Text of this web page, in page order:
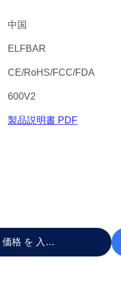
中国
ELFBAR
CE/RoHS/FCC/FDA
600V2
製品説明書 PDF
格 を 入手 する